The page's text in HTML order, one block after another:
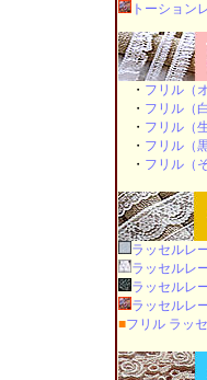
トーション
・ フリル（
・ フリル（白
・ フリル（
・ フリル（黒
・ フリル（
ラッセルレ
ラッセルレ
ラッセルレ
ラッセルレ
■フリル ラッ